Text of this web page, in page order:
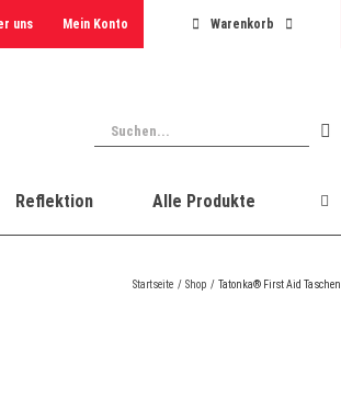
uns Mein Konto Warenkorb
Suche
nach:
Reflektion Alle Produkte
Startseite Shop Tatonka® First Aid Taschen